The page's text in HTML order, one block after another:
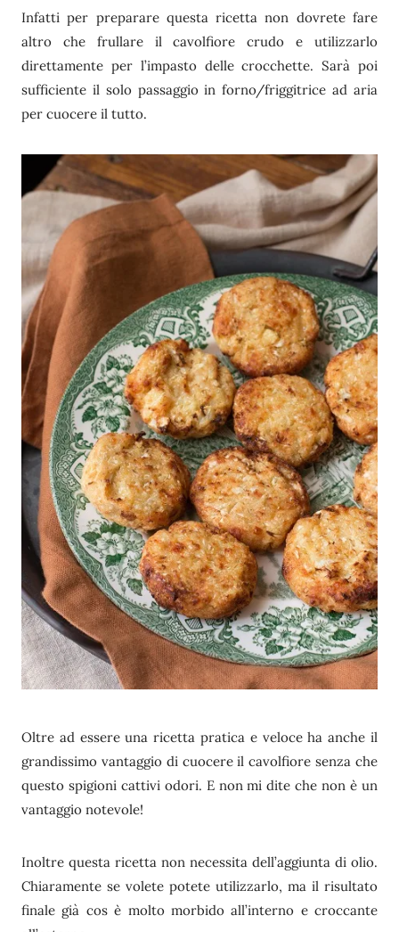
Infatti per preparare questa ricetta non dovrete fare
altro che frullare il cavolfiore crudo e utilizzarlo
direttamente per l’impasto delle crocchette. Sarà poi
sufficiente il solo passaggio in forno/friggitrice ad aria
per cuocere il tutto.
Oltre ad essere una ricetta pratica e veloce ha anche il
grandissimo vantaggio di cuocere il cavolfiore senza che
questo spigioni cattivi odori. E non mi dite che non è un
vantaggio notevole!
Inoltre questa ricetta non necessita dell’aggiunta di olio.
Chiaramente se volete potete utilizzarlo, ma il risultato
finale già cos è molto morbido all’interno e croccante